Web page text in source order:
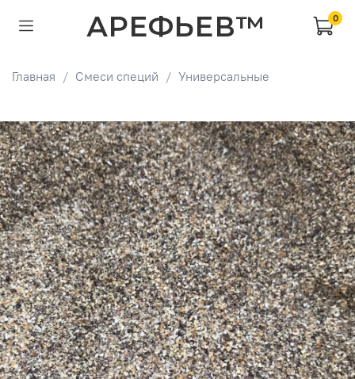
АРЕФЬЕВ™ 0
Главная Смеси специй Универсальные